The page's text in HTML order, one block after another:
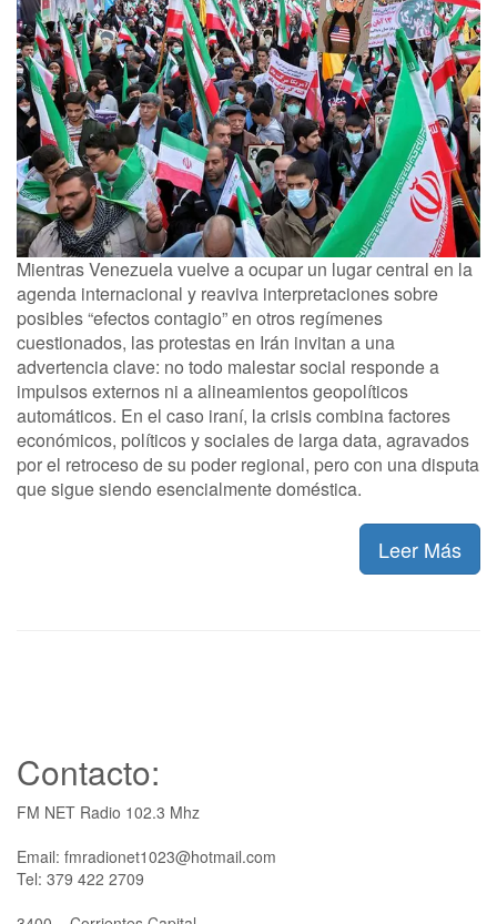
Mientras Venezuela vuelve a ocupar un lugar central en la
agenda internacional y reaviva interpretaciones sobre
posibles “efectos contagio” en otros regímenes
cuestionados, las protestas en Irán invitan a una
advertencia clave: no todo malestar social responde a
impulsos externos ni a alineamientos geopolíticos
automáticos. En el caso iraní, la crisis combina factores
económicos, políticos y sociales de larga data, agravados
por el retroceso de su poder regional, pero con una disputa
que sigue siendo esencialmente doméstica.
Leer Más
Contacto:
FM NET Radio 102.3 Mhz
Email: fmradionet1023@hotmail.com
Tel: 379 422 2709